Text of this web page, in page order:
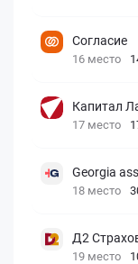
Согласие
16 место
Капитал
17 место
Georgia
18 место
Д2
19 место